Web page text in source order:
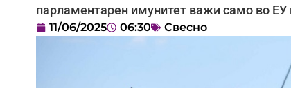
парламентарен имунитет важи само во ЕУ
11/06/2025 06:30 Свесно